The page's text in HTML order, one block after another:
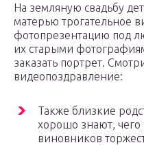
На земляную свадьбу
матерью трогательное
фотопрезентацию под
их старыми
заказать портрет.
видеопоздравление:
Также близкие
хорошо знают, чего
виновников